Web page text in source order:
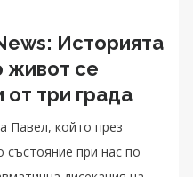
Историята
живот се
три града
Павел, който през
състояние при нас по